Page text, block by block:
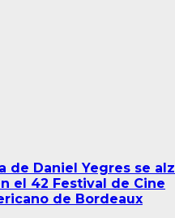
de Daniel Yegres se
el 42 Festival de Cine
de Bordeaux